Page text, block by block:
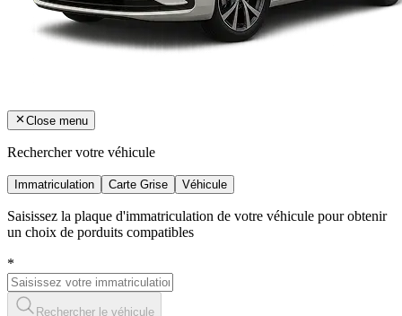
Close menu
Rechercher votre véhicule
Immatriculation Carte Grise Véhicule
Saisissez la plaque d'immatriculation de votre véhicule pour obtenir
un choix de porduits compatibles
*
Rechercher le véhicule